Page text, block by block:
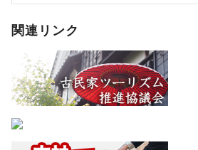
関連リンク